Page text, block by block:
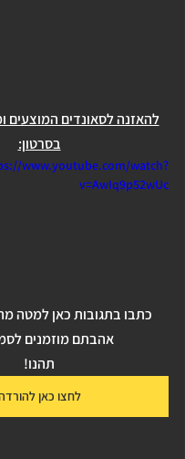
להאזנה לסאונדים המוצעים
בסרטון:
www.youtube.com/watch?
v=AwIq9p52wUc
כתבו בתגובות כאן למטה
אהבתם מוזמנים
תהנו!
לחצו כאן